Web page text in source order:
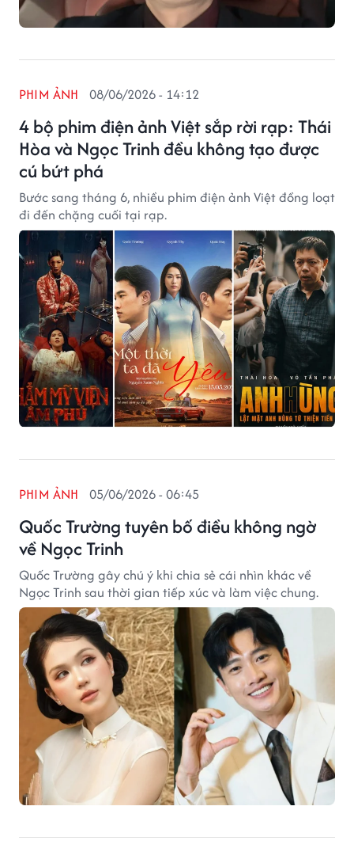
4 bộ phim điện ảnh Việt sắp rời rạp: Thái
Hòa và Ngọc Trinh đều không tạo được
cú bứt phá
PHIM ẢNH 08/06/2026 - 14:12
Bước sang tháng 6, nhiều phim điện ảnh Việt đồng loạt
đi đến chặng cuối tại rạp.
Quốc Trường tuyên bố điều không ngờ
về Ngọc Trinh
PHIM ẢNH 05/06/2026 - 06:45
Quốc Trường gây chú ý khi chia sẻ cái nhìn khác về
Ngọc Trinh sau thời gian tiếp xúc và làm việc chung.